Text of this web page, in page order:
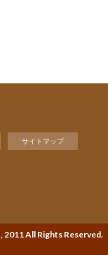
サイトマップ
, 2011 All Rights Reserved.